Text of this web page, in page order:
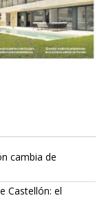
cambia de
Castellón: el